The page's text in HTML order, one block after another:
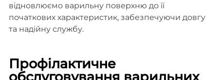
відновлюємо варильну поверхню до її
початкових характеристик, забезпечуючи довгу
та надійну службу.
Профілактичне
обслуговування варильних